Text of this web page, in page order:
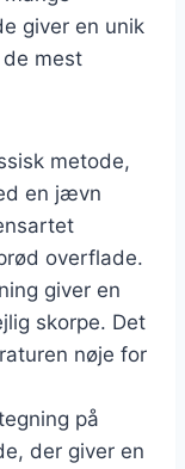
giver en unik
mest
metode,
en jævn
overflade.
giver en
skorpe. Det
nøje for
på
der giver en